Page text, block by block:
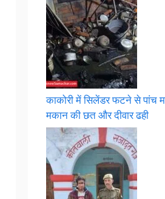
काकोरी में सिलेंडर फटने से पांच
मकान की छत और दीवार ढही